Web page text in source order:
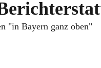
"in Bayern ganz oben"